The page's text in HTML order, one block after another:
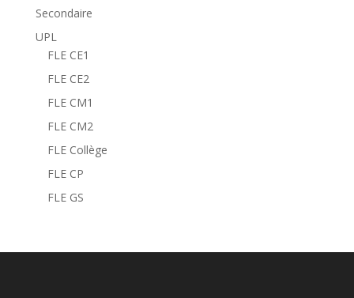
Secondaire
UPL
FLE CE1
FLE CE2
FLE CM1
FLE CM2
FLE Collège
FLE CP
FLE GS